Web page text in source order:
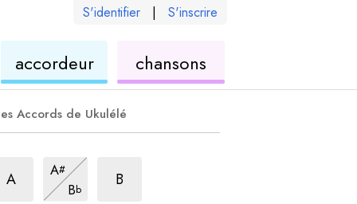
S'identifier | S'inscrire
accordeurukuléléchansons
Accords de Ukulélé
A
A#
accord
Bb
7+5
B